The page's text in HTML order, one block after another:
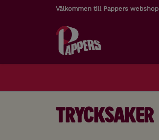
Välkommen till Pappers webshop
Trycksaker